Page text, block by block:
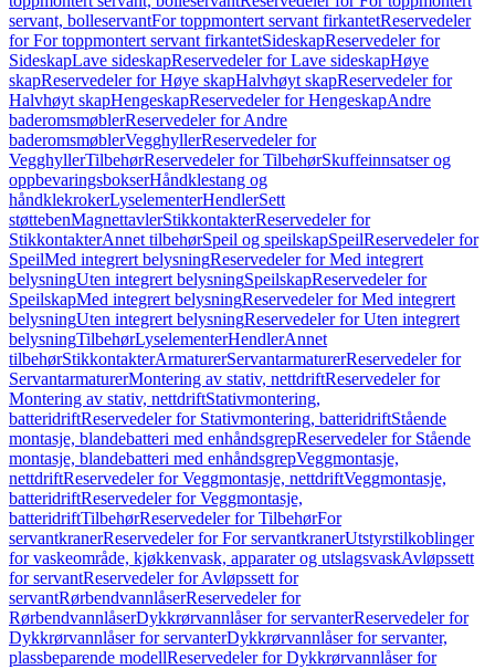
servant, bolleservantFor toppmontert servant firkantetReservedeler
for For toppmontert servant firkantetSideskapReservedeler for
SideskapLave sideskapReservedeler for Lave sideskapHøye
skapReservedeler for Høye skapHalvhøyt skapReservedeler for
Halvhøyt skapHengeskapReservedeler for HengeskapAndre
baderomsmøblerReservedeler for Andre
baderomsmøblerVegghyllerReservedeler for
VegghyllerTilbehørReservedeler for TilbehørSkuffeinnsatser og
oppbevaringsbokserHåndklestang og
håndklekrokerLyselementerHendlerSett
støttebenMagnettavlerStikkontakterReservedeler for
StikkontakterAnnet tilbehørSpeil og speilskapSpeilReservedeler for
SpeilMed integrert belysningReservedeler for Med integrert
belysningUten integrert belysningSpeilskapReservedeler for
SpeilskapMed integrert belysningReservedeler for Med integrert
belysningUten integrert belysningReservedeler for Uten integrert
belysningTilbehørLyselementerHendlerAnnet
tilbehørStikkontakterArmaturerServantarmaturerReservedeler for
ServantarmaturerMontering av stativ, nettdriftReservedeler for
Montering av stativ, nettdriftStativmontering,
batteridriftReservedeler for Stativmontering, batteridriftStående
montasje, blandebatteri med enhåndsgrepReservedeler for Stående
montasje, blandebatteri med enhåndsgrepVeggmontasje,
nettdriftReservedeler for Veggmontasje, nettdriftVeggmontasje,
batteridriftReservedeler for Veggmontasje,
batteridriftTilbehørReservedeler for TilbehørFor
servantkranerReservedeler for For servantkranerUtstyrstilkoblinger
for vaskeområde, kjøkkenvask, apparater og utslagsvaskAvløpssett
for servantReservedeler for Avløpssett for
servantRørbendvannlåserReservedeler for
RørbendvannlåserDykkrørvannlåser for servanterReservedeler for
Dykkrørvannlåser for servanterDykkrørvannlåser for servanter,
plassbeparende modellReservedeler for Dykkrørvannlåser for